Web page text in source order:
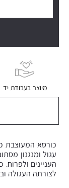
מיוצר בעבודת יד
כורסא המעוצבת
עגול ומנגנון
העניינים
לצורתה העגולה